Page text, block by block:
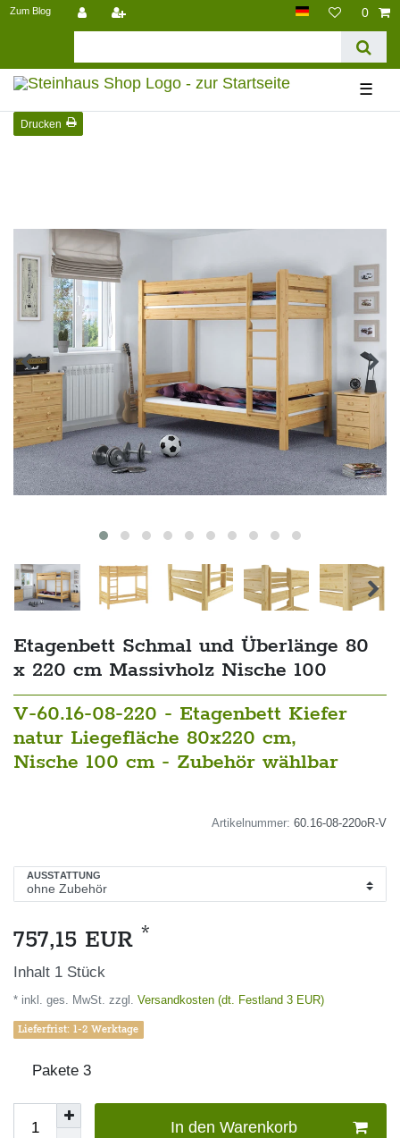
Zum Blog 0
☰
Drucken
Etagenbett Schmal und Überlänge 80
x 220 cm Massivholz Nische 100
V-60.16-08-220 - Etagenbett Kiefer
natur Liegefläche 80x220 cm,
Nische 100 cm - Zubehör wählbar
Artikelnummer: 60.16-08-220oR-V
AUSSTATTUNG
757,15 EUR *
Inhalt 1 Stück
* inkl. ges. MwSt. zzgl. Versandkosten (dt. Festland 3 EUR)
Lieferfrist: 1-2 Werktage
Pakete 3
In den Warenkorb